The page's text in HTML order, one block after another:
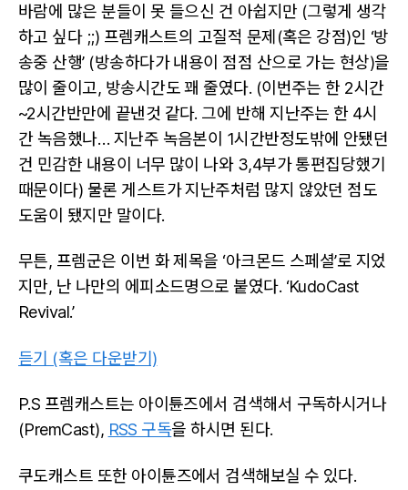
바람에 많은 분들이 못 들으신 건 아쉽지만 (그렇게 생각
하고 싶다 ;;) 프렘캐스트의 고질적 문제(혹은 강점)인 ‘방
송중 산행’ (방송하다가 내용이 점점 산으로 가는 현상)을
많이 줄이고, 방송시간도 꽤 줄였다. (이번주는 한 2시간
~2시간반만에 끝낸것 같다. 그에 반해 지난주는 한 4시
간 녹음했나… 지난주 녹음본이 1시간반정도밖에 안됐던
건 민감한 내용이 너무 많이 나와 3,4부가 통편집당했기
때문이다) 물론 게스트가 지난주처럼 많지 않았던 점도
도움이 됐지만 말이다.
무튼, 프렘군은 이번 화 제목을 ‘아크몬드 스페셜’로 지었
지만, 난 나만의 에피소드명으로 붙였다. ‘KudoCast
Revival.’
듣기 (혹은 다운받기)
P.S 프렘캐스트는 아이튠즈에서 검색해서 구독하시거나
(PremCast), RSS 구독을 하시면 된다.
쿠도캐스트 또한 아이튠즈에서 검색해보실 수 있다.